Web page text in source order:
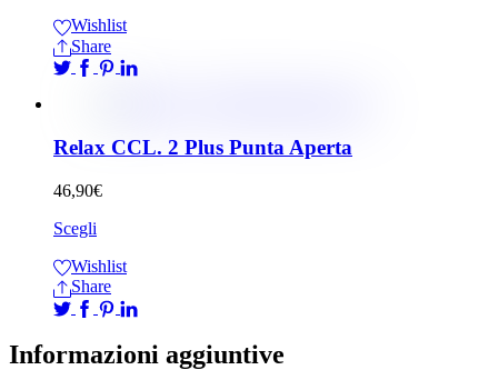
Wishlist
Share
Relax CCL. 2 Plus Punta Aperta
46,90€
Scegli
Wishlist
Share
Informazioni aggiuntive